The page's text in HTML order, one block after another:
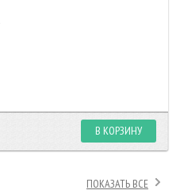
В КОРЗИНУ
ПОКАЗАТЬ ВСЕ